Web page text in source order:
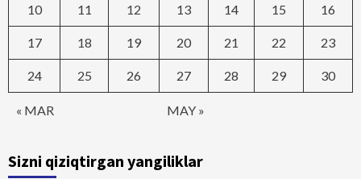
« MAR MAY »
10 11 12 13 14 15 16
17 18 19 20 21 22 23
24 25 26 27 28 29 30
Sizni qiziqtirgan yangiliklar